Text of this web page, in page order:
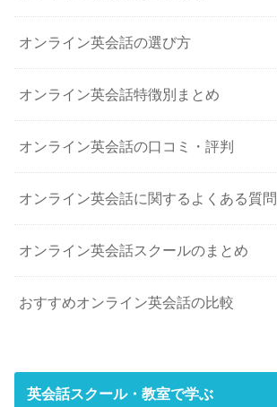
オンライン英会話の選び方
オンライン英会話特徴別まとめ
オンライン英会話の口コミ・評判
オンライン英会話に関するよくある質問
オンライン英会話スクールのまとめ
おすすめオンライン英会話の比較
英会話スクール・教室で学ぶ